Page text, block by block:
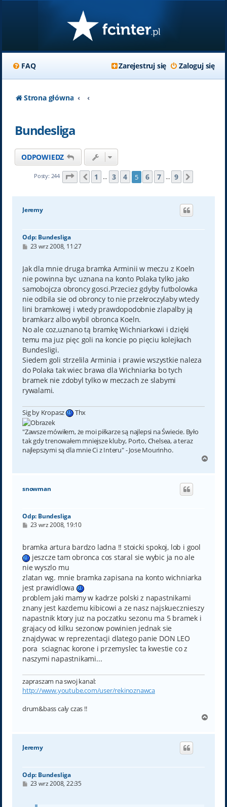
FAQ Zaloguj się
Zarejestruj się
Strona główna
Bundesliga
ODPOWIEDZ
Posty: 244 Strona 5z 9
Poprzednia
1 … 3 4 5 6 7 … 9
Jeremy
Odp: Bundesliga
P
t
23 wrz 2008, 11:27
Jak dla mnie druga bramka Arminii w meczu z Koeln
nie powinna byc uznana na konto Polaka tylko jako
samobojcza obroncy gosci.Przeciez gdyby futbolowka
nie odbila sie od obroncy to nie przekroczylaby wtedy
lini bramkowej i wtedy prawdopodobnie zlapalby ją
bramkarz albo wybil obronca Koeln.
No ale coz,uznano tą bramkę Wichniarkowi i dzięki
temu ma juz pięc goli na koncie po pięciu kolejkach
Bundesligi.
Siedem goli strzelila Arminia i prawie wszystkie naleza
do Polaka tak wiec brawa dla Wichniarka bo tych
bramek nie zdobyl tylko w meczach ze slabymi
rywalami.
Sig by Kropasz Thx
"Zawsze mówiłem, że moi piłkarze są najlepsi na Świecie. Było
tak gdy trenowałem mniejsze kluby, Porto, Chelsea, a teraz
najlepszymi są dla mnie Ci z Interu" - Jose Mourinho.
g
snowman
Odp: Bundesliga
P
t
23 wrz 2008, 19:10
bramka artura bardzo ladna !! stoicki spokoj, lob i gool
jeszcze tam obronca cos staral sie wybic ja no ale
nie wyszlo mu
zlatan wg. mnie bramka zapisana na konto wichniarka
jest prawidlowa
problem jaki mamy w kadrze polski z napastnikami
znany jest kazdemu kibicowi a ze nasz najskuecznieszy
napastnik ktory juz na poczatku sezonu ma 5 bramek i
grajacy od kilku sezonow powinien jednak sie
znajdywac w reprezentacji dlatego panie DON LEO
pora sciagnac korone i przemyslec ta kwestie co z
naszymi napastnikami...
zapraszam na swoj kanal:
http://www.youtube.com/user/rekinoznawca
drum&bass caly czas !!
g
Jeremy
Odp: Bundesliga
P23 wrz 2008, 22:35